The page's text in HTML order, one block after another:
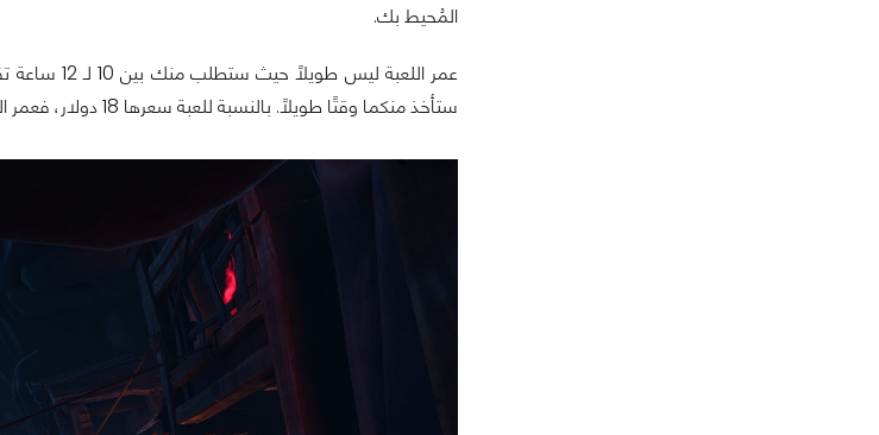
المُحيط بك.
عمر
ستأخذ منكما وقتًا طويلاً. بالنسبة للعبة سعرها 18 دولار، فعمر اللعبة ممتاز وتُقدم لك محتوى رائع مقابل الأموال التي تدفعها.